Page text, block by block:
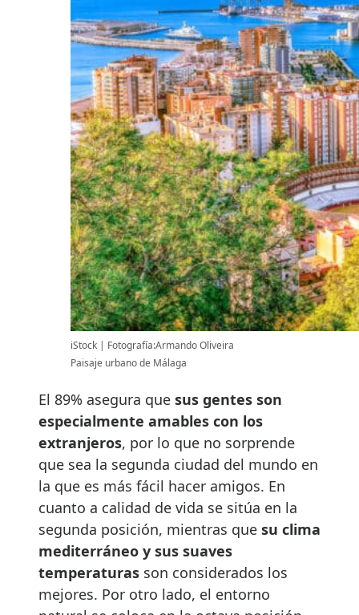
iStock
Fotografía:Armando Oliveira
Paisaje urbano de Málaga
El 89% asegura que sus gentes son
especialmente amables con los
extranjeros, por lo que no sorprende
que sea la segunda ciudad del mundo en
la que es más fácil hacer amigos. En
cuanto a calidad de vida se sitúa en la
segunda posición, mientras que su clima
mediterráneo y sus suaves
temperaturas son considerados los
mejores. Por otro lado, el entorno